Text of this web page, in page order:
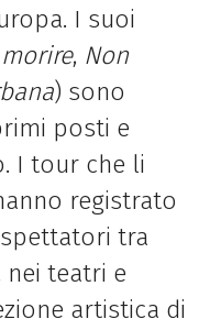
I suoi
, Non
) sono
posti e
I tour che li
registrato
tra
teatri e
artistica di